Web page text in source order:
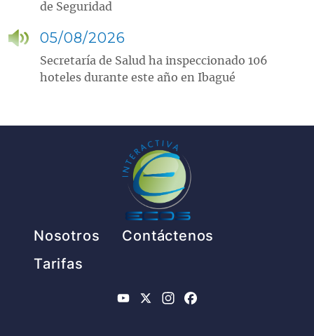
de Seguridad
05/08/2026
Secretaría de Salud ha inspeccionado 106
hoteles durante este año en Ibagué
Pie de página
Nosotros
Contáctenos
Tarifas
YouTube
X Instagram